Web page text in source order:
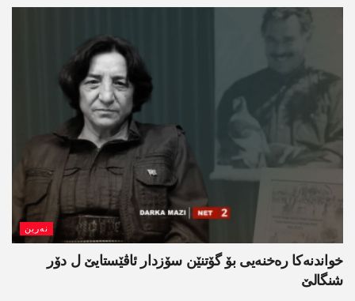
نەرین
خواندنه‌كا رەخنەیی بۆ گۆتنێن سۆزدار ئاڤێستایێ ل دۆر
شنگالێ